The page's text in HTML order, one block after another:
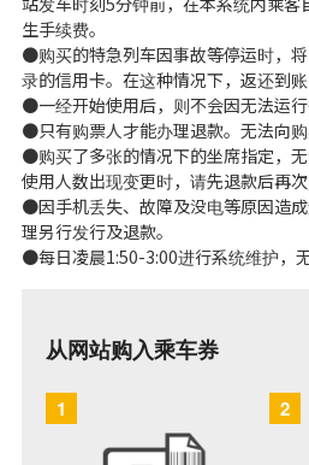
生手续费。
●购买的特急列车因事故等停运时，
录的信用卡。在这种情况下，返还到账
●一经开始使用后，则不会因无法运行
●只有购票人才能办理退款。无法向购
●购买了多张的情况下的坐席指定，
使用人数出现变更时，请先退款后再次
●因手机丢失、故障及没电等原因造
理另行发行及退款。
●每日凌晨1:50-3:00进行系统维护，无
从网站购入乘车券
1 2